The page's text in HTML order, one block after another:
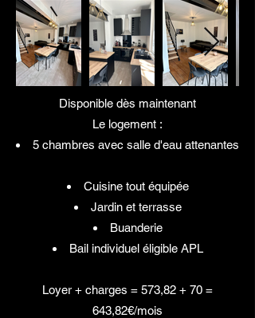
Disponible dès maintenant
Le logement :
5 chambres avec salle d'eau attenantes
Cuisine tout équipée
Jardin et terrasse
Buanderie
Bail individuel éligible APL
Loyer + charges = 573,82 + 70 =
643,82€/mois